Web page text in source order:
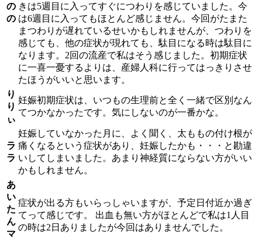
の
の
きは5週目に入ってすぐにつわりを感じていました。今
は6週目に入ってもほとんど感じません。今回がたまた
まつわりが遅れているせいかもしれませんが、つわりを
感じても、他の症状が現れても、駄目になる時は駄目に
なります。2回の流産で私はそう感じました。初期症状
に一喜一憂するよりは、産婦人科に行ってはっきりさせ
たほうがいいと思います。
り
り
ぃ
妊娠初期症状は、いつもの生理前と全く一緒で区別なん
てつかなかったです。気にしないのが一番かな。
ラ
ラ
妊娠していなかった月に、よく聞く、太ももの付け根が
痛くなるという症状があり、妊娠したかも・・・と勘違
いしてしまいました。あまり神経質にならない方がいい
かもしれません。
あ
い
た
ん
マ
症状が出る方もいらっしゃいますが、予定日付近か過ぎ
てって感じです。 出血も無い方がほとんどで私は1人目
の時は2日ありましたが今回はありませんでした。